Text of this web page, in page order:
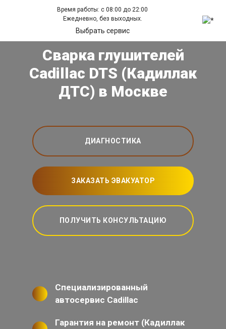
Время работы: с 08:00 до 22:00
Ежедневно, без выходных.
Выбрать сервис
Сварка глушителей
Cadillac DTS (Кадиллак
ДТС) в Москве
ДИАГНОСТИКА
ЗАКАЗАТЬ ЭВАКУАТОР
ПОЛУЧИТЬ КОНСУЛЬТАЦИЮ
Специализированный
автосервис Cadillac
Гарантия на ремонт (Кадиллак